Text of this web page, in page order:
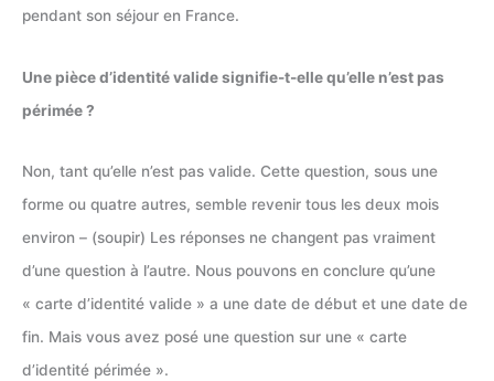
pendant son séjour en France.
Une pièce d’identité valide signifie-t-elle qu’elle n’est pas
périmée ?
Non, tant qu’elle n’est pas valide. Cette question, sous une
forme ou quatre autres, semble revenir tous les deux mois
environ – (soupir) Les réponses ne changent pas vraiment
d’une question à l’autre. Nous pouvons en conclure qu’une
« carte d’identité valide » a une date de début et une date de
fin. Mais vous avez posé une question sur une « carte
d’identité périmée ».